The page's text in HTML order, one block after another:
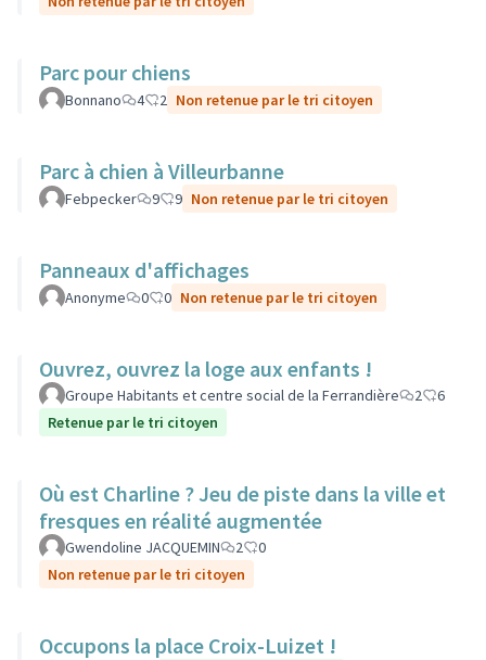
Parc pour chiens
Bonnano 4 2 Non retenue par le tri citoyen
Parc à chien à Villeurbanne
Febpecker 9 9 Non retenue par le tri citoyen
Panneaux d'affichages
Anonyme 0 0 Non retenue par le tri citoyen
Ouvrez, ouvrez la loge aux enfants !
Groupe Habitants et centre social de la Ferrandière 2
6
Retenue par le tri citoyen
Où est Charline ? Jeu de piste dans la ville et
fresques en réalité augmentée
Gwendoline JACQUEMIN 2
0
Non retenue par le tri citoyen
Occupons la place Croix-Luizet !